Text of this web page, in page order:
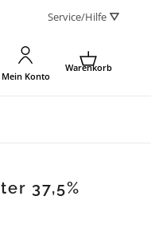
Service/Hilfe ⛛
Mein Konto
Warenkorb
37,5%